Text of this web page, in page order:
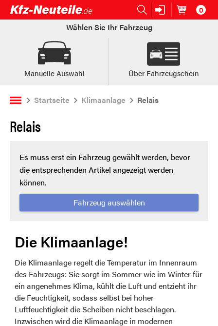
Open submenu (Ersatzteile:)
Ersatzteile: Artikel im
0
Wählen Sie Ihr Fahrzeug
Manuelle Auswahl Über Fahrzeugschein
Startseite Klimaanlage Relais
Relais
Es muss erst ein Fahrzeug gewählt werden, bevor
die entsprechenden Artikel angezeigt werden
können.
Fahrzeug auswählen
Die Klimaanlage!
Die Klimaanlage regelt die Temperatur im Innenraum
des Fahrzeugs: Sie sorgt im Sommer wie im Winter für
ein angenehmes Klima, kühlt die Luft und entzieht ihr
die Feuchtigkeit, sodass selbst bei hoher
Luftfeuchtigkeit die Scheiben nicht beschlagen.
Inzwischen wird die Klimaanlage in modernen